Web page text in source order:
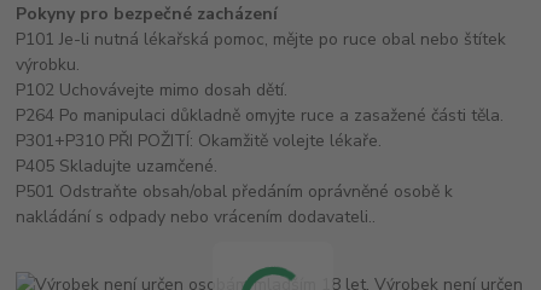
Pokyny pro bezpečné zacházení
P101 Je-li nutná lékařská pomoc, mějte po ruce obal nebo štítek
výrobku.
P102 Uchovávejte mimo dosah dětí.
P264 Po manipulaci důkladně omyjte ruce a zasažené části těla.
P301+P310 PŘI POŽITÍ: Okamžitě volejte lékaře.
P405 Skladujte uzamčené.
P501 Odstraňte obsah/obal předáním oprávněné osobě k
nakládání s odpady nebo vrácením dodavateli..